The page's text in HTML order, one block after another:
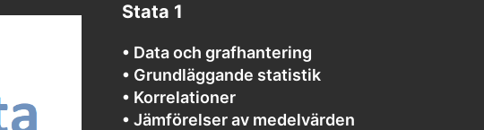
Stata 1
• Data och grafhantering
• Grundläggande statistik
• Korrelationer
• Jämförelser av medelvärden